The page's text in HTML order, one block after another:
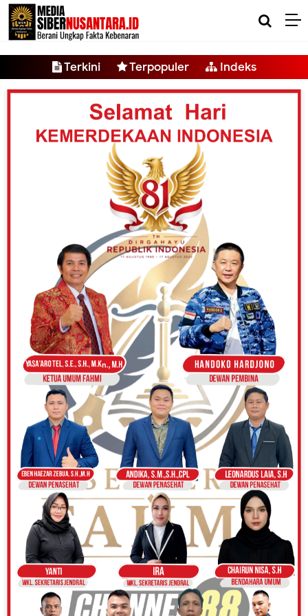
-->
Terkini Terpopuler Indeks